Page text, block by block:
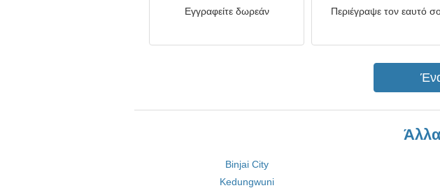
Εγγραφείτε δωρεάν Περιέγραψε τον εαυτό
Binjai City
Kedungwuni